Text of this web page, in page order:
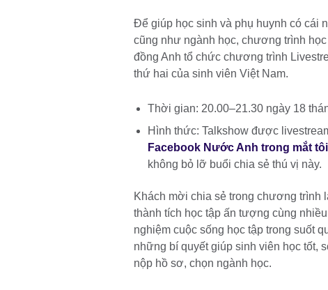
Để giúp học sinh và phụ huynh có cái
cũng như ngành học, chương trình
đồng Anh tổ chức chương trình
thứ hai của sinh viên Việt Nam.
Thời gian: 20.00–21.30 ngày 18
Hình thức: Talkshow được
Facebook Nước Anh trong mắt tôi
không bỏ lỡ buổi chia sẻ thú vị này.
Khách mời chia sẻ trong chương trình
thành tích học tập ấn tượng cùng
nghiệm cuộc sống học tập trong suốt
những bí quyết giúp sinh viên học tốt,
nộp hồ sơ, chọn ngành học.